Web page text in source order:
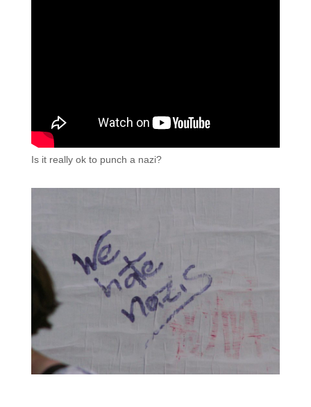
Is it really ok to punch a nazi?